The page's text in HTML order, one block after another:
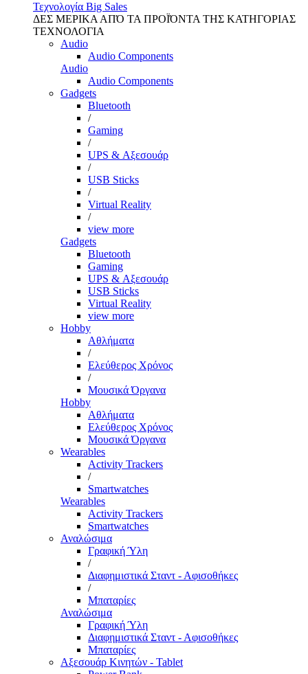
Τεχνολογία Big Sales
ΔΕΣ ΜΕΡΙΚΑ ΑΠΌ ΤΑ ΠΡΟΪΌΝΤΑ ΤΗΣ ΚΑΤΗΓΟΡΙΑΣ
ΤΕΧΝΟΛΟΓΙΑ
Audio
Audio Components
Audio
Audio Components
Gadgets
Bluetooth
/
Gaming
/
UPS & Αξεσουάρ
/
USB Sticks
/
Virtual Reality
/
view more
Gadgets
Bluetooth
Gaming
UPS & Αξεσουάρ
USB Sticks
Virtual Reality
view more
Hobby
Αθλήματα
/
Ελεύθερος Χρόνος
/
Μουσικά Όργανα
Hobby
Αθλήματα
Ελεύθερος Χρόνος
Μουσικά Όργανα
Wearables
Activity Trackers
/
Smartwatches
Wearables
Activity Trackers
Smartwatches
Αναλώσιμα
Γραφική Ύλη
/
Διαφημιστικά Σταντ - Αφισοθήκες
/
Μπαταρίες
Αναλώσιμα
Γραφική Ύλη
Διαφημιστικά Σταντ - Αφισοθήκες
Μπαταρίες
Αξεσουάρ Κινητών - Tablet